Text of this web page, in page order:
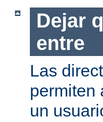
Dejar
entre
Las
permiten
un